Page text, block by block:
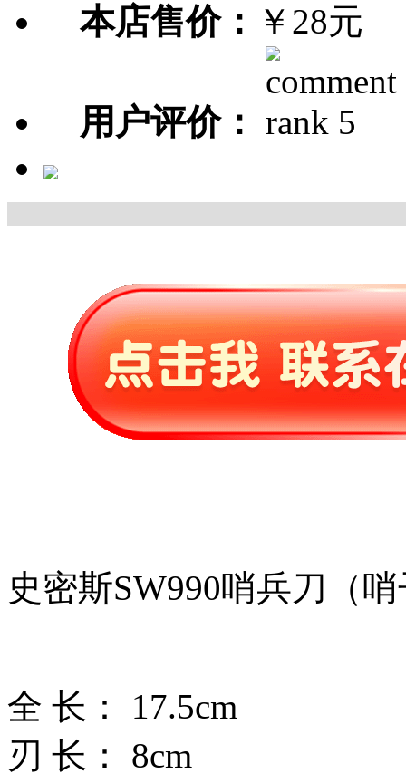
本店售价： ￥28元
用户评价：
史密斯SW990哨兵刀（
全 长： 17.5cm
刃 长： 8cm